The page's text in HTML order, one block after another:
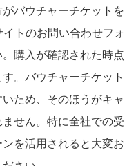
バウチャーチケットを
トのお問い合わせフォ
購入が確認された時点
。バウチャーチケット
ため、そのほうがキャ
せん。特に全社での受
を活用されると大変お